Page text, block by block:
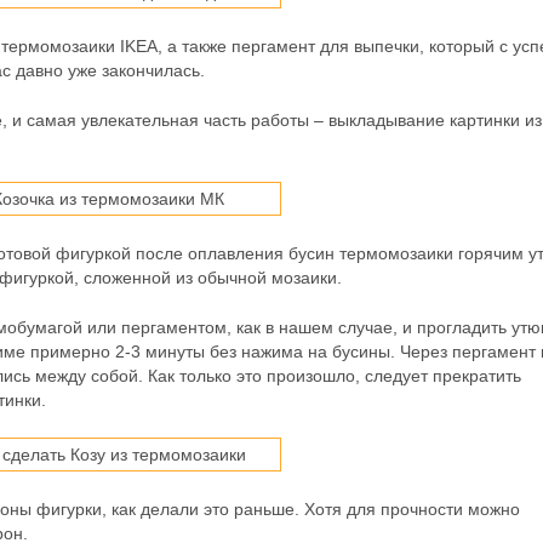
IKEA, а также пергамент для выпечки, который с
давно уже закончилась.
самая увлекательная часть работы – выкладывание картинки из
фигуркой после оплавления бусин термомозаики горячим
сложенной из обычной мозаики.
или пергаментом, как в нашем случае, и прогладить
примерно 2-3 минуты без нажима на бусины. Через пергамент
между собой. Как только это произошло, следует прекратить
фигурки, как делали это раньше. Хотя для прочности можно